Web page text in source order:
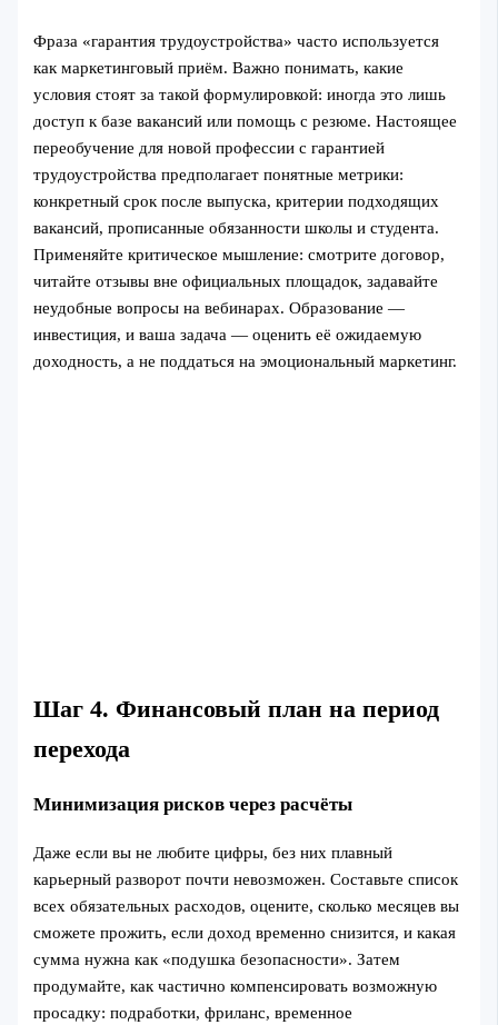
Фраза «гарантия трудоустройства» часто используется
как маркетинговый приём. Важно понимать, какие
условия стоят за такой формулировкой: иногда это лишь
доступ к базе вакансий или помощь с резюме. Настоящее
переобучение для новой профессии с гарантией
трудоустройства предполагает понятные метрики:
конкретный срок после выпуска, критерии подходящих
вакансий, прописанные обязанности школы и студента.
Применяйте критическое мышление: смотрите договор,
читайте отзывы вне официальных площадок, задавайте
неудобные вопросы на вебинарах. Образование —
инвестиция, и ваша задача — оценить её ожидаемую
доходность, а не поддаться на эмоциональный маркетинг.
Шаг 4. Финансовый план на период
перехода
Минимизация рисков через расчёты
Даже если вы не любите цифры, без них плавный
карьерный разворот почти невозможен. Составьте список
всех обязательных расходов, оцените, сколько месяцев вы
сможете прожить, если доход временно снизится, и какая
сумма нужна как «подушка безопасности». Затем
продумайте, как частично компенсировать возможную
просадку: подработки, фриланс, временное